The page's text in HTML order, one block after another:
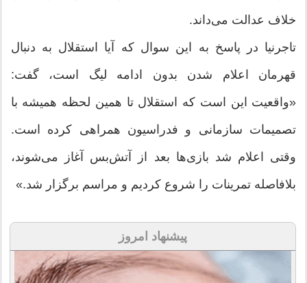
خلاف عدالت می‌داند.
تاجرنیا در پاسخ به این سوال که آیا استقلال به دنبال
قهرمان اعلام شدن بدون ادامه لیگ است، گفت:
«واقعیت این است که استقلال تا همین لحظه همیشه با
تصمیمات سازمانی و فدراسیون همراهی کرده است.
وقتی اعلام شد بازی‌ها بعد از آتش‌بس آغاز می‌شوند،
بلافاصله تمرینات را شروع کردیم و مراسم برگزار شد.»
پیشنهاد امروز